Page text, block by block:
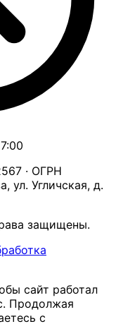
· ОГРН
ул. Угличская, д.
защищены.
сайт работал
Продолжая
с